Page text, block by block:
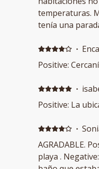
temperaturas.
tenía una
·
Positive:
·
Positive: La
·
AGRADABLE. Positive: La
playa .